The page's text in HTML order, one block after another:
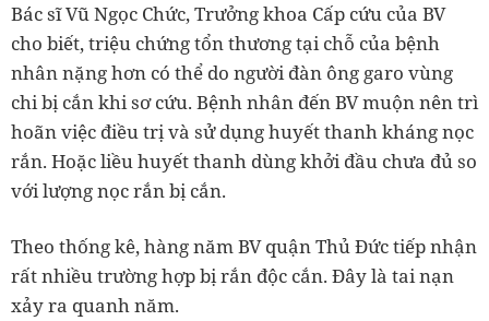
Bác sĩ Vũ Ngọc Chức, Trưởng khoa Cấp cứu của BV
cho biết, triệu chứng tổn thương tại chỗ của bệnh
nhân nặng hơn có thể do người đàn ông garo vùng
chi bị cắn khi sơ cứu. Bệnh nhân đến BV muộn nên trì
hoãn việc điều trị và sử dụng huyết thanh kháng nọc
rắn. Hoặc liều huyết thanh dùng khởi đầu chưa đủ so
với lượng nọc rắn bị cắn.
Theo thống kê, hàng năm BV quận Thủ Đức tiếp nhận
rất nhiều trường hợp bị rắn độc cắn. Đây là tai nạn
xảy ra quanh năm.